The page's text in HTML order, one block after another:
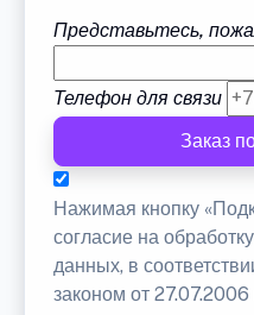
Представьтесь,
Телефон для связи
Заказ
Нажимая кнопку
согласие на
данных, в
законом от